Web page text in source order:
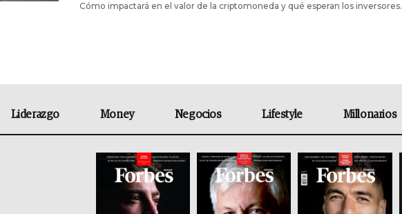
Cómo impactará en el valor de la criptomoneda y qué esperan los inversores.
Liderazgo Money Negocios Lifestyle Millonarios